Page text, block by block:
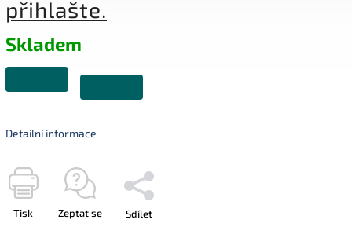
přihlašte.
Skladem
Detailní informace
Tisk Zeptat se Sdílet